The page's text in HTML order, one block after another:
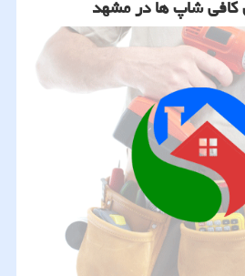
کافی شاپ ها در مشهد